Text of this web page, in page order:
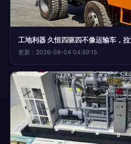
工地利器 久恒四驱四不像运输车，
更新：2026-08-04 04:59:15